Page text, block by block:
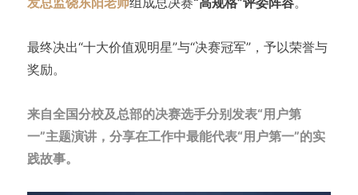
最终决出“十大价值观明星”与“决赛冠军”，予以荣誉与
奖励。
来自全国分校及总部的决赛选手分别发表“用户第
一”主题演讲，分享在工作中最能代表“用户第一”的实
践故事。